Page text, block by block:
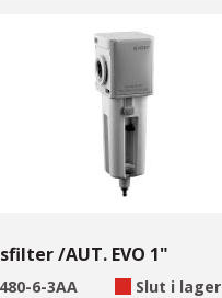
/AUT. EVO 1"
6-3AA
Slut i lager